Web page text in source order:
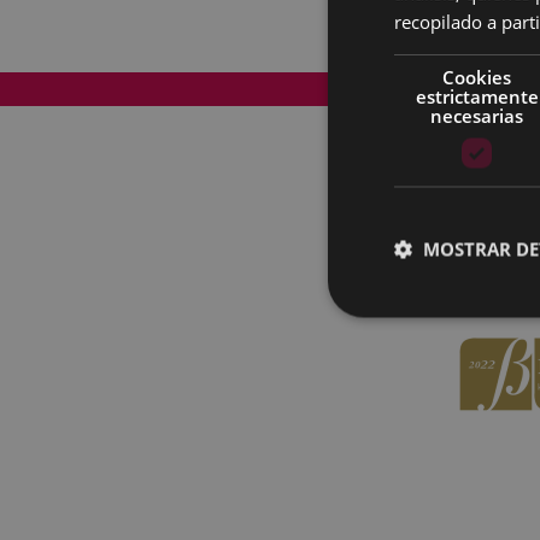
Mapa del Sitio
recopilado a
Cookies
estrictamente
necesarias
MOSTRAR